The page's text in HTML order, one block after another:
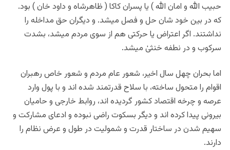
حبيب الله و امان الله ) يا پسران كاكا ( ظاهرشاه و داود خان ) بود.
كه در بين خود شان حل و فصل ميشد. و ديگران حق مداخله را
نداشتند. اگر اعتراض يا حركتى هم از سوى مردم ميشد، بشدت
سركوب و در نطفه خنثىٰ ميشد.
اما بحران چهل سال اخير، شعور عام مردم و شعور خاص رهبران
اقوام را متحول ساخته، با سلاح قدرتمند شده اند و با پول وارد
عرصه و چرخه اقتصاد كشور گرديده اند، روابط خارجى و حاميان
بيرونى پيدا كرده اند و ديگر بسكوت راضى نبوده و ادعاى مشاركت و
سهيم شدن در ساختار قدرت و شموليت در طول و عرض نظام را
دارند.